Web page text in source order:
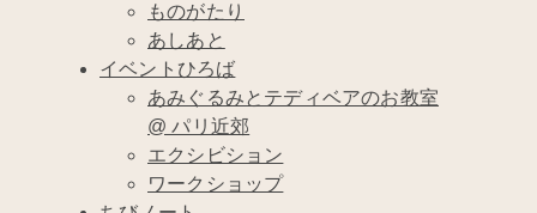
ものがたり
あしあと
イベントひろば
あみぐるみとテディベアのお教室
@ パリ近郊
エクシビション
ワークショップ